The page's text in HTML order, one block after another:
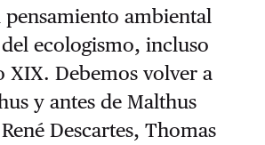
ambiental
ecologismo, incluso
XIX. Debemos volver a
y antes de Malthus
Descartes, Thomas